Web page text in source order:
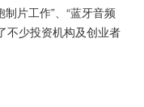
片工作”、“蓝牙音频
不少投资机构及创业者